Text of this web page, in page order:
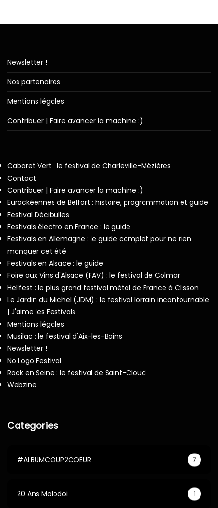
Newsletter !
Nos partenaires
Mentions légales
Contribuer | Faire avancer la machine :)
Cabaret Vert : le festival de Charleville-Mézières
Contact
Contribuer | Faire avancer la machine :)
Eurockéennes de Belfort : histoire, programmation et guide
Festival Décibulles
Festivals électro en France : le guide
Festivals en Allemagne : le guide complet pour ne rien
manquer cet été
Festivals en Alsace : le guide
Foire aux Vins d'Alsace (FAV) : le festival de Colmar
Hellfest : le plus grand festival métal de France à Clisson
Le Jardin du Michel (JDM) : le festival lorrain incontournable
| J'aime les Festivals
Mentions légales
Musilac : le festival d'Aix-les-Bains
Newsletter !
No Logo Festival
Rock en Seine : le festival de Saint-Cloud
Webzine
Categories
#ALBUMCOUP2COEUR 7
20 Ans Molodoi 1